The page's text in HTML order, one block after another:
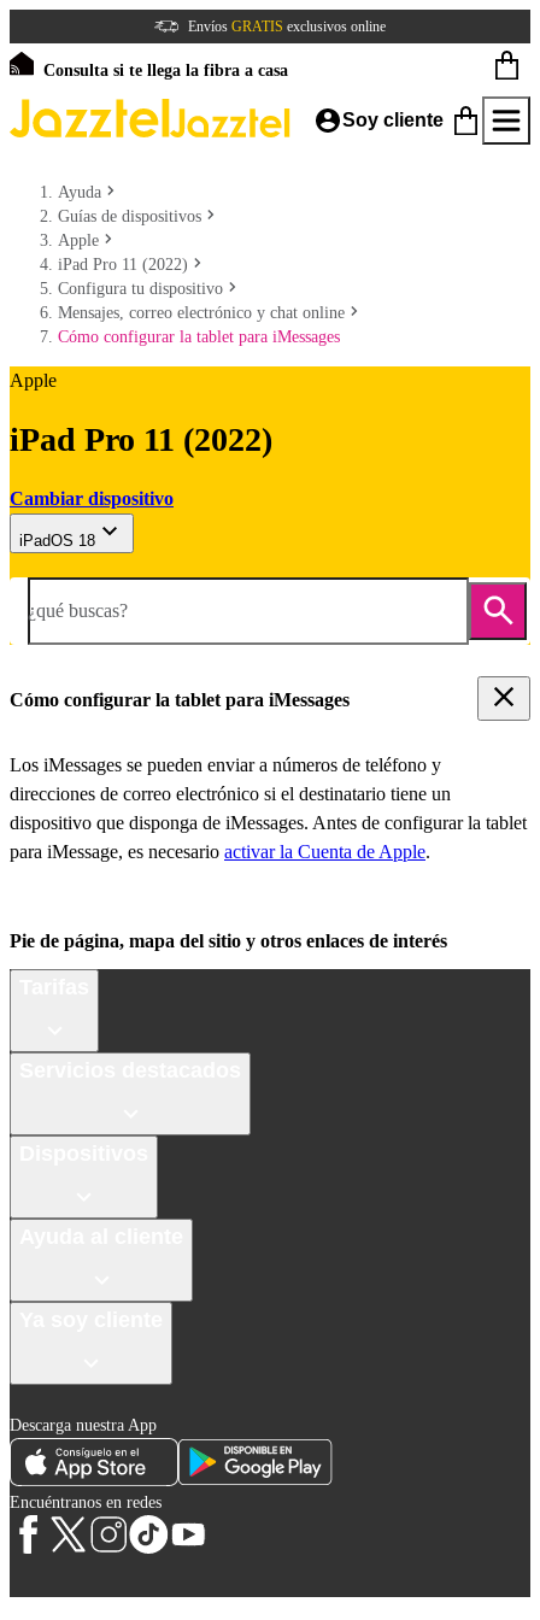
Envíos GRATIS exclusivos online
Consulta si te llega la fibra a casa
Soy cliente
Ayuda
Guías de dispositivos
Apple
iPad Pro 11 (2022)
Configura tu dispositivo
Mensajes, correo electrónico y chat online
Cómo configurar la tablet para iMessages
Apple
iPad Pro 11 (2022)
Cambiar dispositivo
iPadOS 18
¿qué buscas?
Cómo configurar la tablet para iMessages
Los iMessages se pueden enviar a números de teléfono y
direcciones de correo electrónico si el destinatario tiene un
dispositivo que disponga de iMessages. Antes de configurar la tablet
para iMessage, es necesario activar la Cuenta de Apple.
Pie de página, mapa del sitio y otros enlaces de interés
Descarga nuestra App
Encuéntranos en redes